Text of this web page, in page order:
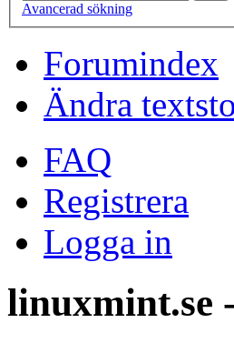
Avancerad sökning
Forumindex
Ändra
FAQ
Registrera
Logga in
linuxmint.se